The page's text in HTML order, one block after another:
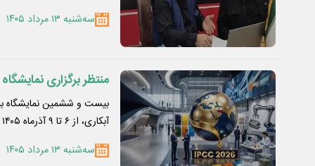
سه‌شنبه ۱۳ مرداد ۱۴۰۵
منتظر برگزاری
بیست و ششمین نمایشگاه
آبکاری، از ۶ تا ۹ آذرماه ۱۴۰۵ برگزار…
سه‌شنبه ۱۳ مرداد ۱۴۰۵